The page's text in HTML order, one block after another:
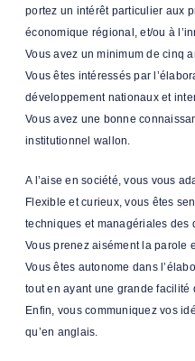
portez un intérêt particulier aux
économique régional, et/ou à
Vous avez un minimum de cinq
Vous êtes intéressés par
développement nationaux et
Vous avez une bonne
institutionnel wallon.
A l’aise en société, vous vous
Flexible et curieux, vous êtes
techniques et managériales des
Vous prenez aisément la parole
Vous êtes autonome dans
tout en ayant une grande facilité
Enfin, vous communiquez vos
qu’en anglais.